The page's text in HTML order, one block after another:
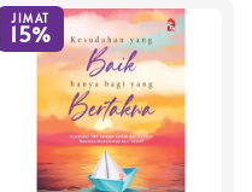
JIMAT
15%